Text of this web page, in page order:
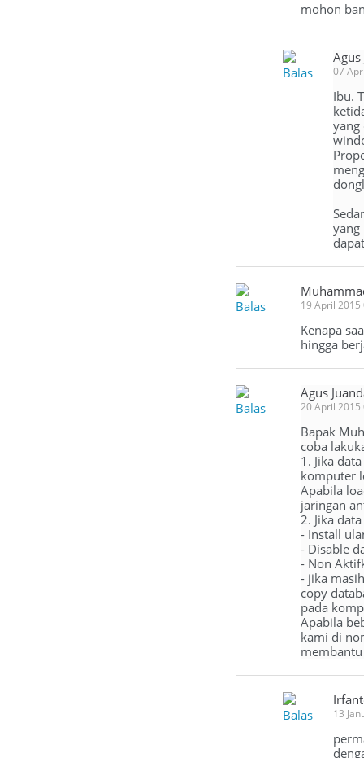
mohon
Balas
Agus
07
Ibu.
yang
Balas 19 April 2015
Kenapa
hingga
Balas
Agus
20 April 2015
Bapak
coba
1. Jika
komputer
Apabila
jaringan
2. Jika
- Install
- Disable
- Non
- jika
copy
pada
Apabila
kami di
Balas 13